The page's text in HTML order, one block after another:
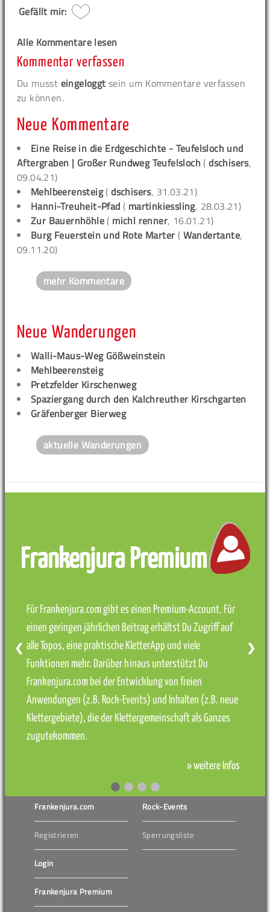
Gefällt mir:
Alle Kommentare lesen
Kommentar verfassen
Du musst eingeloggt sein um Kommentare verfassen
zu können.
Neue Kommentare
Eine Reise in die Erdgeschichte - Teufelsloch und
Aftergraben | Großer Rundweg Teufelsloch (dschisers,
09.04.21)
Mehlbeerensteig(dschisers, 31.03.21)
Hanni-Treuheit-Pfad ( martinkiessling, 28.03.21)
Zur Bauernhöhle ( michl renner, 16.01.21)
Burg Feuerstein und Rote Marter ( Wandertante,
09.11.20)
mehr Kommentare
Neue Wanderungen
Walli-Maus-Weg Gößweinstein
Mehlbeerensteig
Pretzfelder Kirschenweg
Spaziergang durch den Kalchreuther Kirschgarten
Gräfenberger Bierweg
aktuelle Wanderungen
Frankenjura Premium
Für Frankenjura.com gibt es einen Premium-Account. Für
einen geringen jährlichen Beitrag erhältst Du Zugriff auf
alle Topos, eine praktische KletterApp und viele
Funktionen mehr. Darüber hinaus unterstützt Du
Frankenjura.com bei der Entwicklung von freien
Anwendungen (z.B. Rock-Events) und Inhalten (z.B. neue
Klettergebiete), die der Klettergemeinschaft als Ganzes
zugutekommen.
» weitere Infos
❮ ❯
Frankenjura.com
Registrieren
Login
Frankenjura Premium
Rock-Events
Sperrungsliste